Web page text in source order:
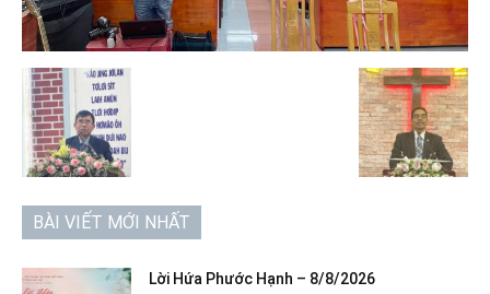
BÀI VIẾT MỚI NHẤT
Lời Hứa Phước Hạnh – 8/8/2026